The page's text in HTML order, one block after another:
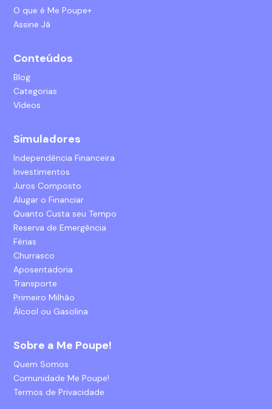
O que é Me Poupe+
Assine Já
Conteúdos
Blog
Categorias
Vídeos
Simuladores
Independência Financeira
Investimentos
Juros Composto
Alugar o Financiar
Quanto Custa seu Tempo
Reserva de Emergência
Férias
Churrasco
Aposentadoria
Transporte
Primeiro Milhão
Álcool ou Gasolina
Sobre a Me Poupe!
Quem Somos
Comunidade Me Poupe!
Termos de Privacidade